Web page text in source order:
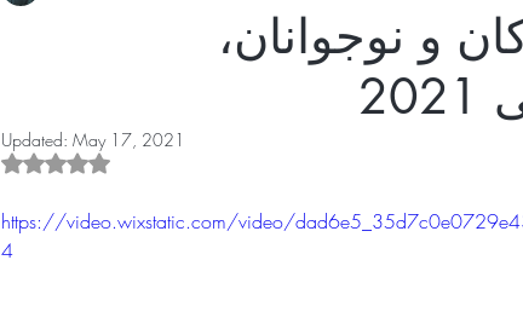
و نوجوانان،
Updated: May 17, 2021
Rated NaN out of 5 stars.
https://video.wixstatic.com/video/
4